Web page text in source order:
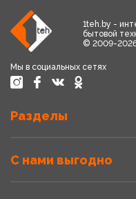
1teh.by -
бытовой
© 2009-
Мы в социальных сетях
Разделы
С нами выгодно